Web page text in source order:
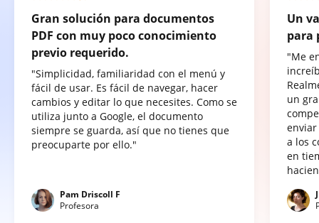
Gran solución para documentos
PDF con muy poco conocimiento
previo requerido.
"Simplicidad, familiaridad con el menú y
fácil de usar. Es fácil de navegar, hacer
cambios y editar lo que necesites. Como se
utiliza junto a Google, el documento
siempre se guarda, así que no tienes que
preocuparte por ello."
Pam Driscoll F
Profesora
Un
para
"Me
un
a los
en